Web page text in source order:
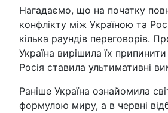
Нагадаємо, що на початку
конфлікту між Україною та
кілька раундів переговорів.
Україна вирішила їх
Росія ставила ультимативні
Раніше Україна ознайомила
формулою миру, а в червні